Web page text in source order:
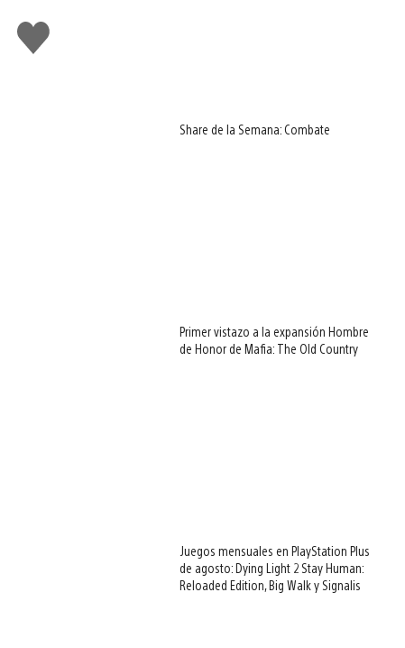
Me
gusta
Share de la Semana: Combate
Primer vistazo a la expansión Hombre
de Honor de Mafia: The Old Country
Juegos mensuales en PlayStation Plus
de agosto: Dying Light 2 Stay Human:
Reloaded Edition, Big Walk y Signalis